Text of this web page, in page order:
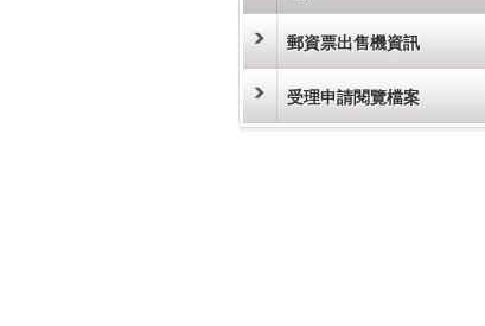
郵資票出售機資訊
受理申請閱覽檔案